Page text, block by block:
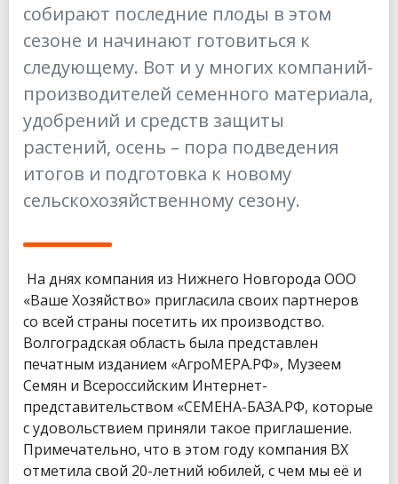
собирают последние плоды в этом
сезоне и начинают готовиться к
следующему. Вот и у многих компаний-
производителей семенного материала,
удобрений и средств защиты
растений, осень – пора подведения
итогов и подготовка к новому
сельскохозяйственному сезону.
На днях компания из Нижнего Новгорода ООО
«Ваше Хозяйство» пригласила своих партнеров
со всей страны посетить их производство.
Волгоградская область была представлен
печатным изданием «АгроМЕРА.РФ», Музеем
Семян и Всероссийским Интернет-
представительством «СЕМЕНА-БАЗА.РФ, которые
с удовольствием приняли такое приглашение.
Примечательно, что в этом году компания ВХ
отметила свой 20-летний юбилей, с чем мы её и